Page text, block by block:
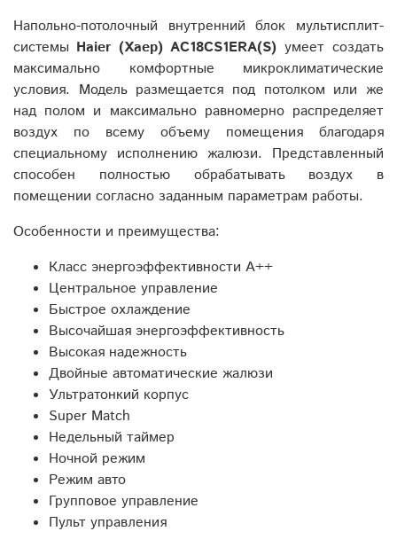
Напольно-потолочный внутренний блок мультисплит-
системы Haier (Хаер) AC18CS1ERA(S) умеет создать
максимально комфортные микроклиматические
условия. Модель размещается под потолком или же
над полом и максимально равномерно распределяет
воздух по всему объему помещения благодаря
специальному исполнению жалюзи. Представленный
способен полностью обрабатывать воздух в
помещении согласно заданным параметрам работы.
Особенности и преимущества:
Класс энергоэффективности А++
Центральное управление
Быстрое охлаждение
Высочайшая энергоэффективность
Высокая надежность
Двойные автоматические жалюзи
Ультратонкий корпус
Super Match
Недельный таймер
Ночной режим
Режим авто
Групповое управление
Пульт управления